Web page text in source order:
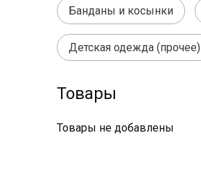
Банданы и косынки
Детская одежда (прочее)
Товары
Товары не добавлены